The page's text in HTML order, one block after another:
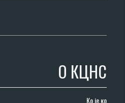
О КЦНС
Ко је ко